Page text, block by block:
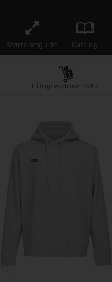
Størrelsesguide Katalog
Fri fragt v/køb over 499 kr.